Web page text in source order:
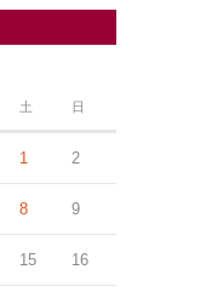
土 日
1 2
8 9
15 16